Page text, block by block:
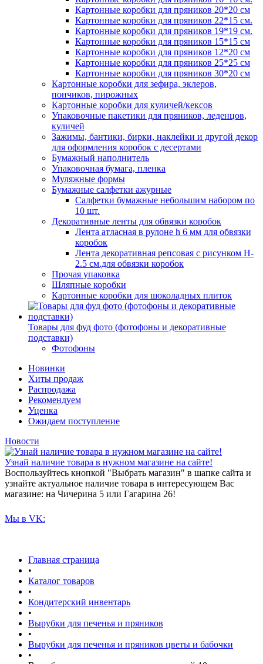
Картонные коробки для пряников 20*20 см
Картонные коробки для пряников 22*15 см.
Картонные коробки для пряников 19*19 см.
Картонные коробки для пряников 15*15 см
Картонные коробки для пряников 12*20 см
Картонные коробки для пряников 25*25 см
Картонные коробки для пряников 30*20 см
Картонные коробки для зефира, эклеров,
пончиков, пирожных
Картонные коробки для куличей/кексов
Упаковочные пакетики для пряников, леденцов,
куличей
Зажимы, бантики, бирки, наклейки и другой декор
для оформления коробок с десертами
Бумажный наполнитель
Упаковочная бумага, пленка
Муляжные формы
Бумажные салфетки ажурные
Салфетки бумажные небольшим набором по
10 шт.
Декоративные ленты для обвязки коробок
Лента атласная в рулоне h 6 мм для обвязки
коробок
Лента декоративная репсовая с рисунком H-
2.5 см.для обвязки коробок
Прочая упаковка
Шляпные коробки
Картонные коробки для шоколадных плиток
Товары для фуд фото (фотофоны и декоративные
подставки)
Фотофоны
Новинки
Хиты продаж
Распродажа
Рекомендуем
Уценка
Ожидаем поступление
Новости
Узнай наличие товара в нужном магазине на сайте!
Воспользуйтесь кнопкой "Выбрать магазин" в шапке сайта и
узнайте актуальное наличие товара в интересующем Вас
магазине: на Чичерина 5 или Гагарина 26!
Мы в VK:
Главная страница
•
Каталог товаров
•
Кондитерский инвентарь
•
Вырубки для печенья и пряников
•
Вырубки для печенья и пряников цветы и бабочки
•